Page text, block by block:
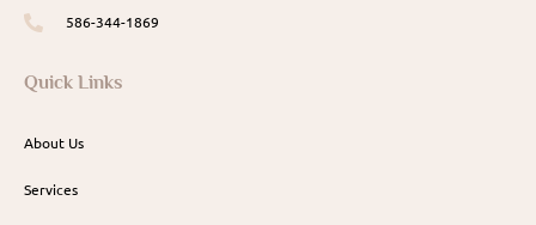
586-344-1869
Quick Links
About Us
Services